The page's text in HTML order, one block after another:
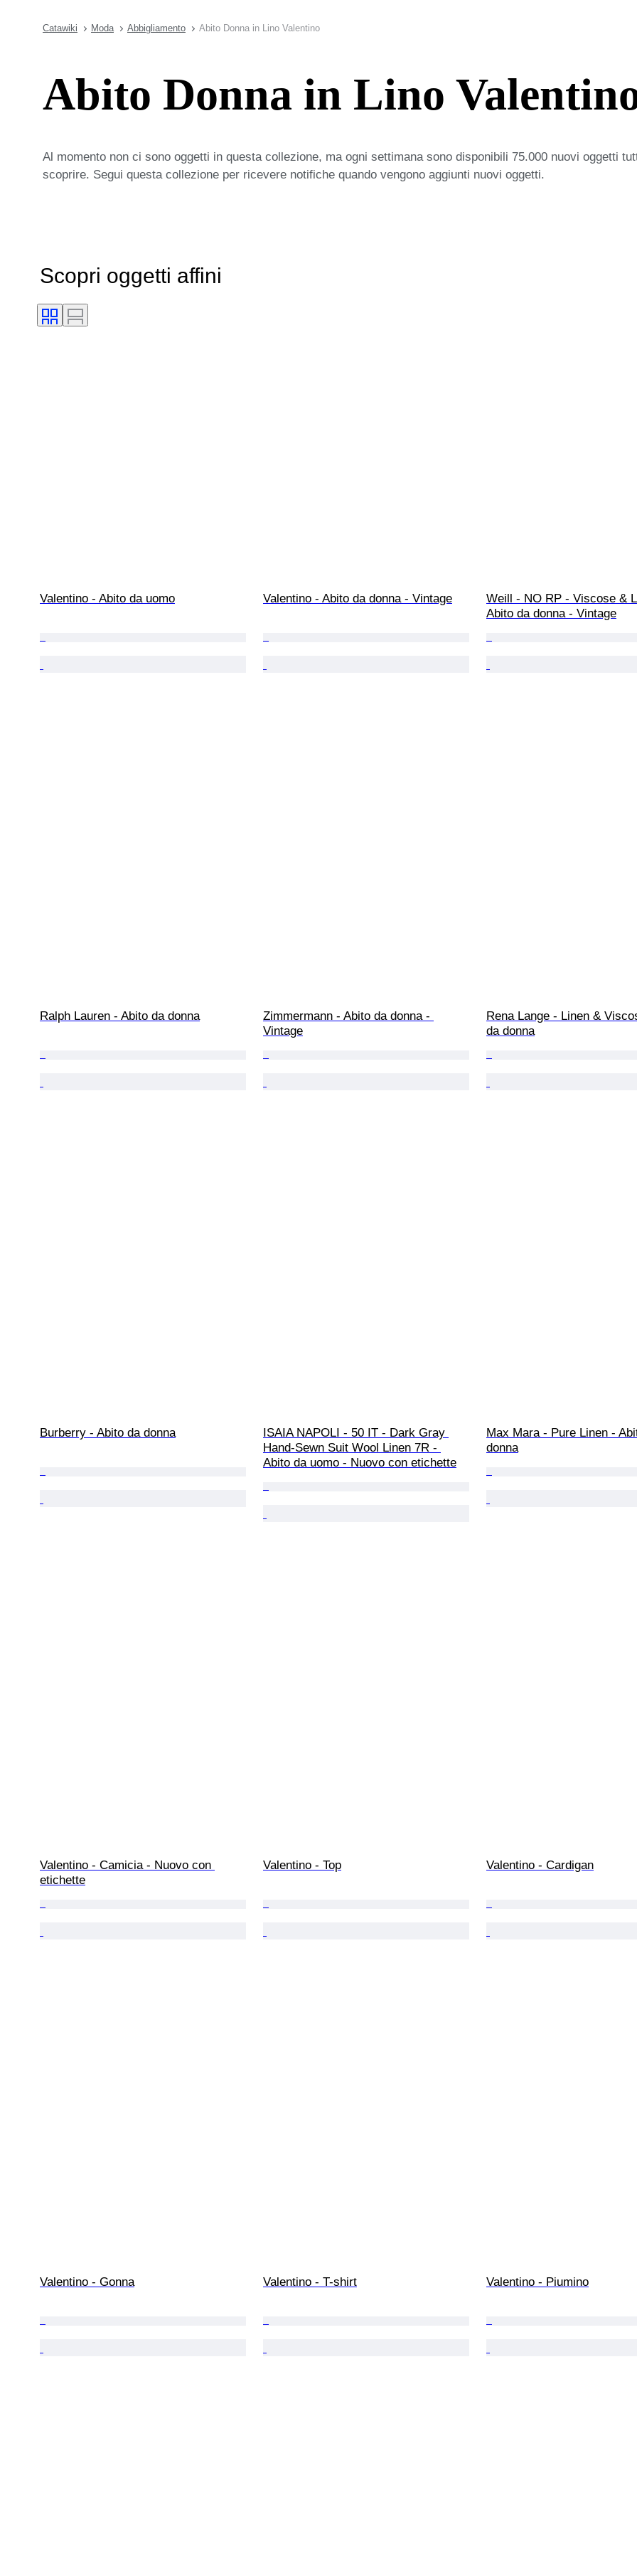
Catawiki Moda Abbigliamento Abito Donna in Lino Valentino
Abito Donna in Lino
Al momento non ci sono oggetti in questa collezione, ma ogni settimana sono disponibili 75.000 nuovi oggetti
scoprire. Segui questa collezione per ricevere notifiche quando vengono aggiunti nuovi oggetti.
Scopri oggetti affini
Valentino - Abito da uomo Valentino - Abito da donna - Vintage
Weill - NO RP - Viscose &
Abito da donna - Vintage
Ralph Lauren - Abito da donna
Zimmermann - Abito da donna -
Vintage
Rena Lange - Linen &
da donna
Burberry - Abito da donna
ISAIA NAPOLI - 50 IT - Dark Gray
Hand-Sewn Suit Wool Linen 7R -
Abito da uomo - Nuovo con etichette
Max Mara - Pure Linen -
donna
Valentino - Camicia - Nuovo con
etichette
Valentino - Top Valentino - Cardigan
Valentino - Gonna Valentino - T-shirt Valentino - Piumino